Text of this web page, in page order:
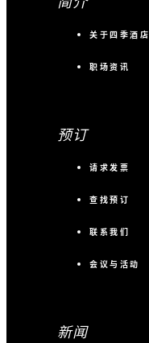
关于四季酒店
职场资讯
预订
请求发票
查找预订
联系我们
会议与活动
新闻